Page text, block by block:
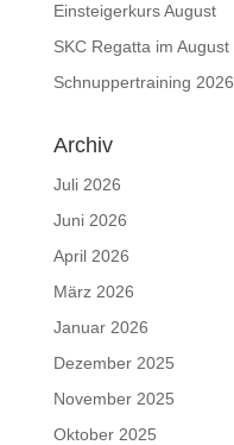
Einsteigerkurs August
SKC Regatta im August
Schnuppertraining 2026
Archiv
Juli 2026
Juni 2026
April 2026
März 2026
Januar 2026
Dezember 2025
November 2025
Oktober 2025